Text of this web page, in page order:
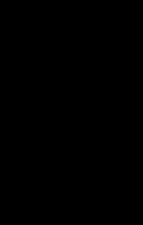
寫以下表格，我們會